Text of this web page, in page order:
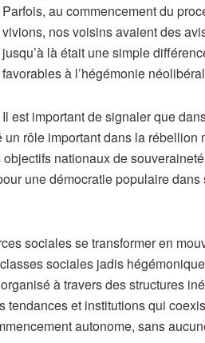
Parfois, au commencement du
vivions, nos voisins avaient des
jusqu’à là était une simple
favorables à l’hégémonie
Il est important de signaler que
rôle important dans la
nationaux de
une démocratie populaire
sociales se transformer en
sociales jadis
à travers des structures
tendances et institutions qui
autonome, sans